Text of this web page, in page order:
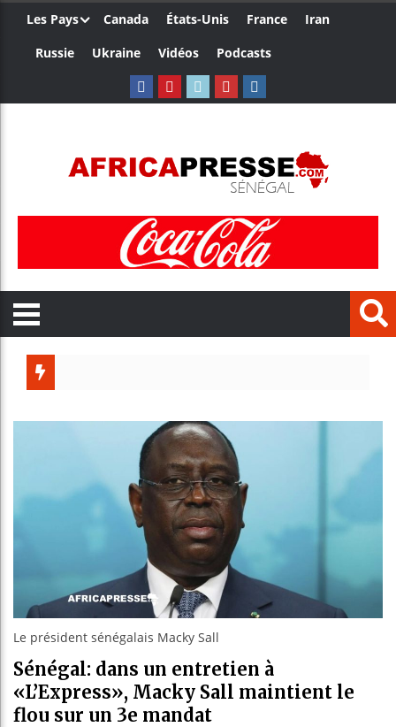
Les Pays Canada États-Unis France
Iran
Russie
Ukraine Vidéos Podcasts
Le président sénégalais Macky Sall
Sénégal: dans un entretien à
«L’Express», Macky Sall maintient le
flou sur un 3e mandat